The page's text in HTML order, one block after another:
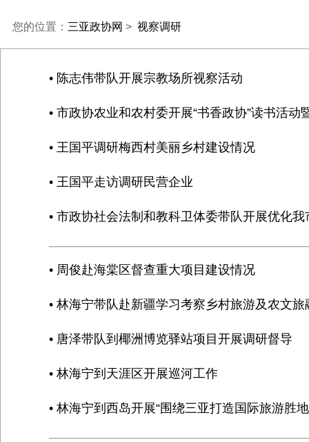
您的位置： 三亚政协网 > 视察调研
• 陈志伟带队开展宗教场所视察活动
• 市政协农业和农村委开展“书香政协”读书活动
• 王国平调研梅西村美丽乡村建设情况
• 王国平走访调研民营企业
• 市政协社会法制和教科卫体委带队开展优化
• 周俊赴海棠区督查重大项目建设情况
• 林海宁带队赴新疆学习考察乡村旅游及农文
• 唐泽带队到椰洲博览驿站项目开展调研督导
• 林海宁到天涯区开展巡河工作
• 林海宁到西岛开展“围绕三亚打造国际旅游胜